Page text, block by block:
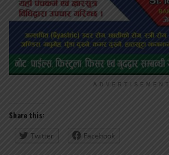
ADVERTISEMENT
Share this:
Twitter Facebook